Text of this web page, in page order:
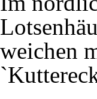
weichen
`